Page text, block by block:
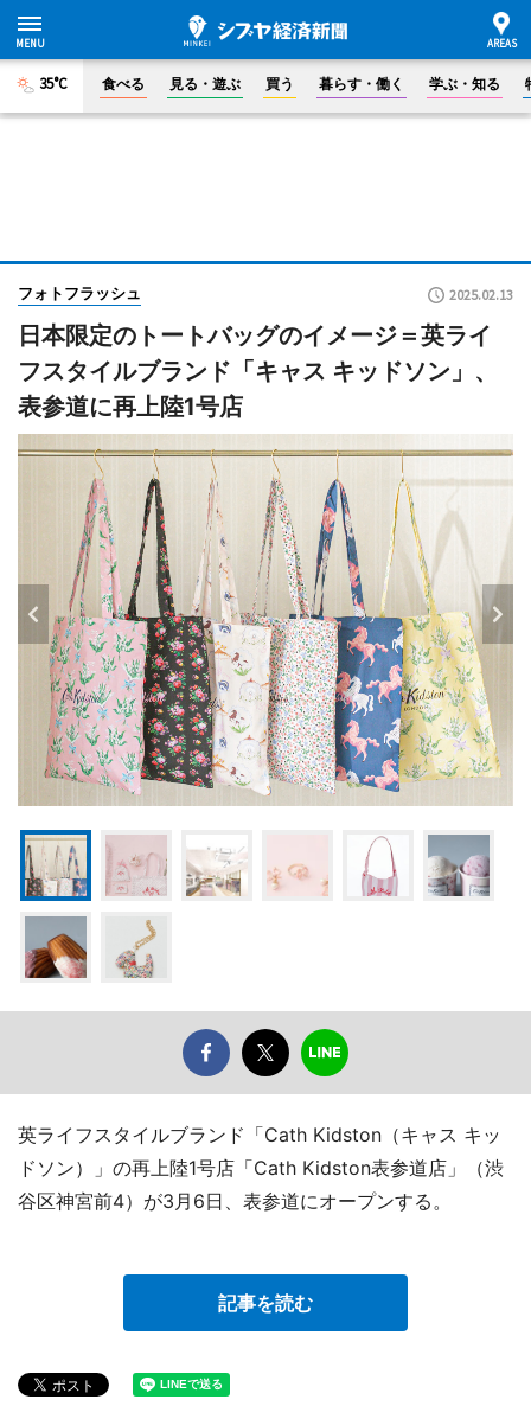
35°C 食べる 見る・遊ぶ 買う 暮らす・働く 学ぶ・知る
フォトフラッシュ 2025.02.13
日本限定のトートバッグのイメージ＝英ライ
フスタイルブランド「キャス キッドソン」、
表参道に再上陸1号店
英ライフスタイルブランド「Cath Kidston（キャス キッ
ドソン）」の再上陸1号店「Cath Kidston表参道店」（渋
谷区神宮前4）が3月6日、表参道にオープンする。
記事を読む